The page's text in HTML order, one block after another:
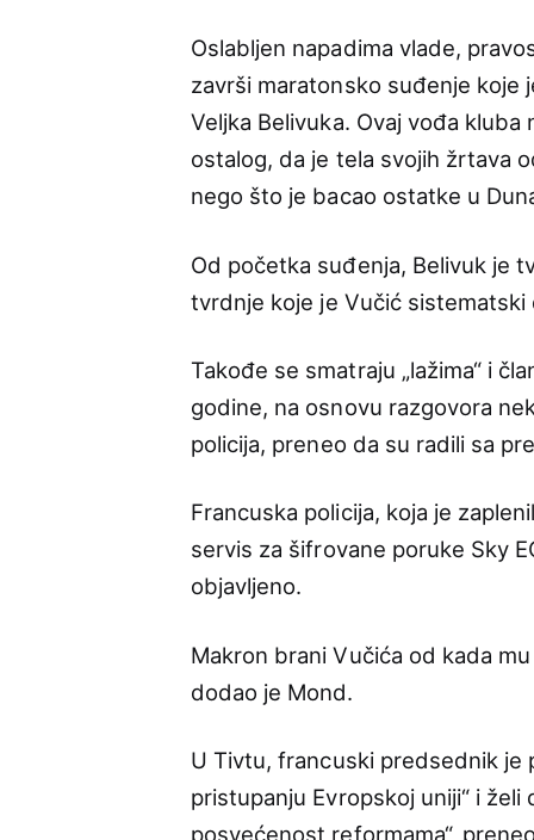
Oslabljen napadima vlade,
završi maratonsko suđenje koje
Veljka Belivuka. Ovaj vođa
ostalog, da je tela svojih žrtava
nego što je bacao ostatke u
Od početka suđenja, Belivuk je
tvrdnje koje je Vučić sistematski
Takođe se smatraju „lažima“ i
godine, na osnovu razgovora
policija, preneo da su radili sa
Francuska policija, koja je
servis za šifrovane poruke Sky
objavljeno.
Makron brani Vučića od kada
dodao je Mond.
U Tivtu, francuski predsednik je
pristupanju Evropskoj uniji“ i
posvećenost reformama“,